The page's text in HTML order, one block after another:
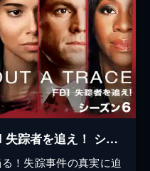
WITHOUT A TRACE／FBI 失踪者を追え！ シーズン6
！失踪事件の真実に迫